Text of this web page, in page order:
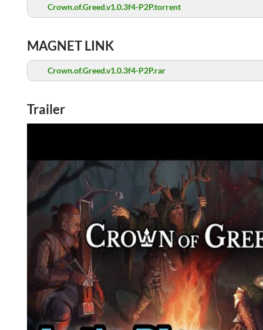
Crown.of.Greed.v1.0.3f4-P2P.torrent
MAGNET LINK
Crown.of.Greed.v1.0.3f4-P2P.rar
Trailer